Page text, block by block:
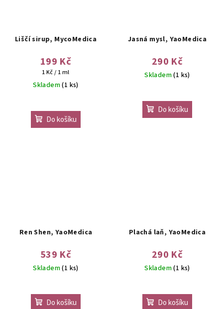
Liščí sirup, MycoMedica
199 Kč
Měrná
cena:
1 Kč / 1 ml
Skladem(1 ks)
Do košíku
Jasná mysl, YaoMedica
290 Kč
Skladem(1 ks)
Do košíku
Ren Shen, YaoMedica
539 Kč
Skladem(1 ks)
Do košíku
Plachá laň, YaoMedica
290 Kč
Skladem(1 ks)
Do košíku